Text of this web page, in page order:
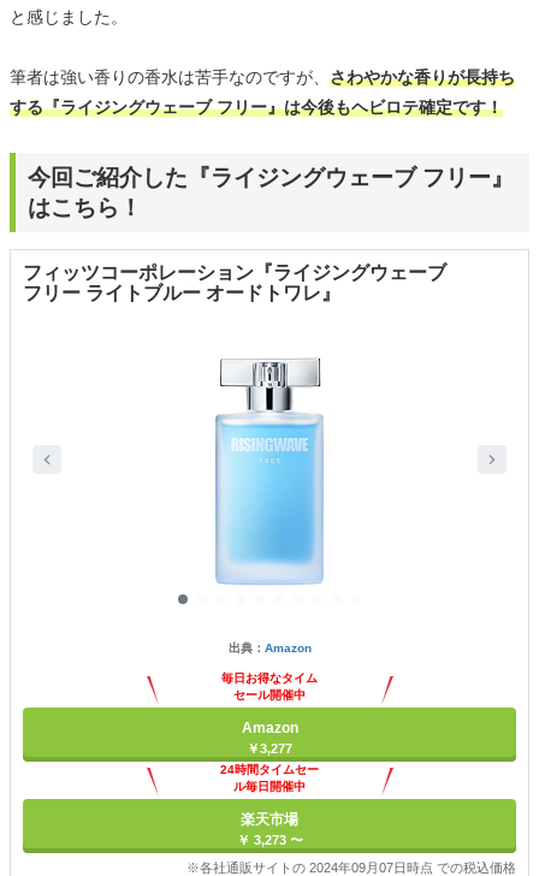
と感じました。
筆者は強い香りの香水は苦手なのですが、 さわやかな香りが長持ち
する『ライジングウェーブ フリー』は今後もヘビロテ確定です！
今回ご紹介した『ライジングウェーブ フリー』
はこちら！
フィッツコーポレーション『ライジングウェーブ
フリー ライトブルー オードトワレ』
出典： Amazon
毎日お得なタイム
セール開催中
Amazon
￥3,277
24時間タイムセー
ル毎日開催中
楽天市場
￥ 3,273 〜
※各社通販サイトの 2024年09月07日時点 での税込価格